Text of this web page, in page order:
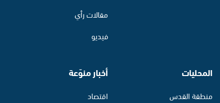
مقالات رأي
فيديو
المحليات
منطقة القدس
أخبار منوّعة
اقتصاد